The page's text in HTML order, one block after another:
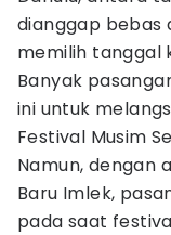
dianggap bebas
memilih tanggal
Banyak
ini untuk
Festival Musim
Namun, dengan
Baru Imlek,
pada saat